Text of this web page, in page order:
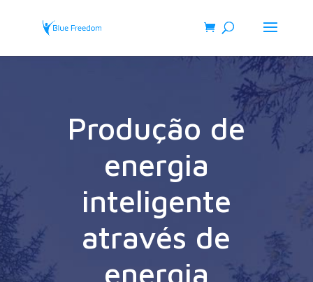
Produção de
energia
inteligente
através de
energia